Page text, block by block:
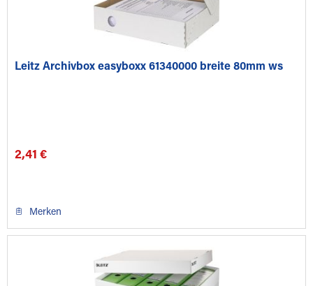
Leitz Archivbox easyboxx 61340000 breite 80mm ws
2,41 €
Merken